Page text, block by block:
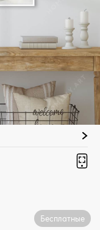
Бесплатные